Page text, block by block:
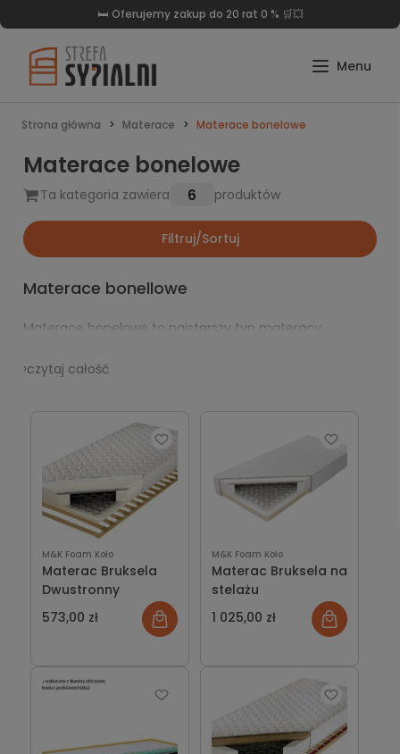
🛒Darmowa dostawa już od 999 zł 🛏️
Strona główna Materace Materace bonelowe
Materace bonelowe
Ta kategoria zawiera 6 produktów
Filtruj/Sortuj
Materace bonellowe
Materace bonelowe to najstarszy typ materacy
których wszystko się zaczęło. Sprężyna bonelowa do dziś
pracą płaszczyznową, a nie punktową, i w zasadzie jest
to najbardziej zasadnicza różnica pomiędzy pozostałymi
typami materacy. Budowa materaca bonelowego
wygląda w ten sposób, iż każda sprężyna połączona jest
ze sobą poprzecznie za pomocą spiralki, w momencie
nacisku na jeden punkt spiralka ciągnie pozostałe
sprężyny również w dół. Są to produkty trwałe, ale coraz
mniej wybierane z uwagi na brak właściwości
ortopedycznych czy rehabilitacyjnych. Również komfort
snu jest znacznie lepszy na materacach, gdzie sprężyna
pracuje niezależnie, a materac idealnie podpiera każdy
punkt naszego ciała. Materace bonelowe często można
Właściciele tych miejsc wybierają dość chętnie ten typ
materaca, z uwagi na przystępną cenę i długą
›czytaj całość
M&K Foam Koło
Materac Bruksela
Dwustronny
573,00 zł
M&K Foam Koło
Materac Bruksela na
stelażu
1 025,00 zł